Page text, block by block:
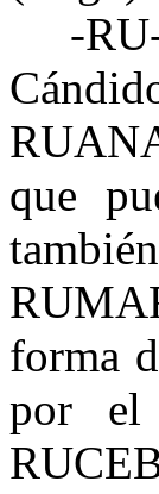
-RU-
que
forma
por el